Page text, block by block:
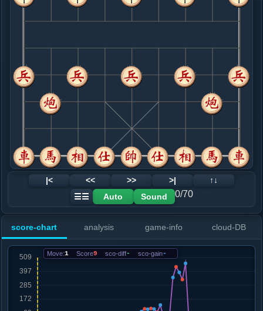
.....车１进１
红+5
7. 车二平四
红+0
炮八平九
8. 马七进六
黑+1
.....车８进１
红+30
9. 炮五平四
红+20
.....砲８平７
10. 仕四进五
红+0
炮八平七
.....车１平４
红+4
黑+1
马六进四
.....士４进５
红+8
车８进４
12. 车四平三
红+11
红+35
车４进５
13. 炮四平六
红+0
相七进五
兵七进一
.....车４进５
红+0
15. 车九平七
炮八进二
.....砲２进４
砲７平８
16. 兵五进一
|< << >> >|
↑↓
☰☰
Auto Sound 0/70
score-chart analysis game-info cloud-DB
Move:1 Score9 sco-diff- sco-gain-